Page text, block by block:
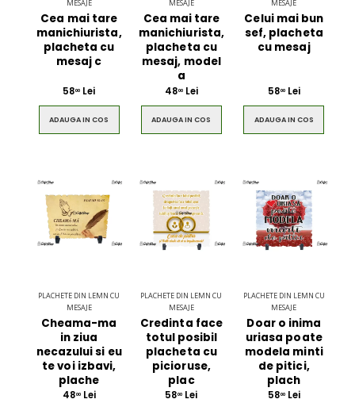
MESAJE
Cea mai tare
manichiurista,
placheta cu
mesaj c
5800 Lei
ADAUGA IN COS
MESAJE
Cea mai tare
manichiurista,
placheta cu
mesaj, model
a
4800Lei
ADAUGA IN COS
MESAJE
Celui mai bun
sef, placheta
cu mesaj
5800Lei
ADAUGA IN COS
PLACHETE DIN LEMN CU
MESAJE
Cheama-ma
in ziua
necazului si eu
te voi izbavi,
plache
4800Lei
PLACHETE DIN LEMN CU
MESAJE
Credinta face
totul posibil
placheta cu
picioruse,
plac
5800 Lei
PLACHETE DIN LEMN CU
MESAJE
Doar o inima
uriasa poate
modela minti
de pitici,
plach
5800Lei